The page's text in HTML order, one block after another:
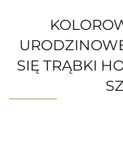
SIĘ TRĄBKI